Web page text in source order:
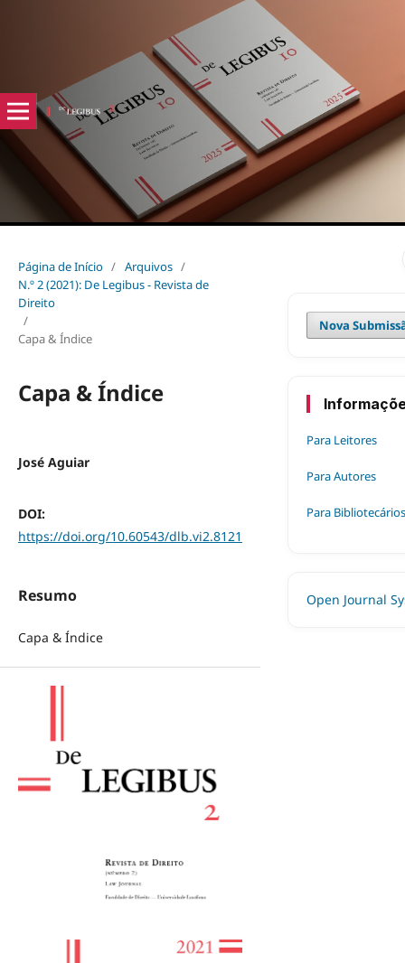
Página de Início / Arquivos /
N.º 2 (2021): De Legibus - Revista de
Direito
/
Capa & Índice
Capa & Índice
José Aguiar
DOI:
https://doi.org/10.60543/dlb.vi2.8121
Resumo
Capa & Índice
Nova
Para Leitores
Para Autores
Para Bibliotecários
Open Journal